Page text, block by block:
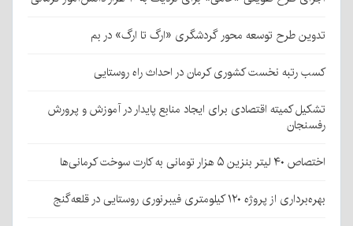
تدوین طرح توسعه محور گردشگری «ارگ تا ارگ» در بم
کسب رتبه نخست کشوری کرمان در احداث راه روستایی
تشکیل کمیته اقتصادی برای ایجاد منابع پایدار در آموزش و پرورش
رفسنجان
اختصاص ۴۰ لیتر بنزین ۵ هزار تومانی به کارت سوخت کرمانی‌ها
بهره‌برداری از پروژه ۱۲۰ کیلومتری فیبرنوری روستایی در قلعه‌گنج